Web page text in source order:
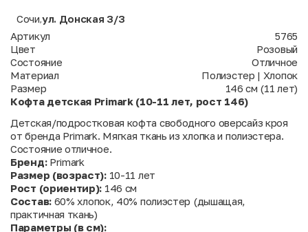
Сочи ул. Донская 3/3
Артикул
5765
Цвет
Розовый
Состояние
Отличное
Материал
Полиэстер | Хлопок
Размер
146 см (11 лет)
Кофта детская Primark (10-11 лет, рост 146)
Детская/подростковая кофта свободного оверсайз кроя
от бренда Primark. Мягкая ткань из хлопка и полиэстера.
Состояние отличное.
Бренд:Primark
Размер (возраст):10-11 лет
Рост (ориентир): 146 см
Состав:60% хлопок, 40% полиэстер (дышащая,
практичная ткань)
Параметры (в см):